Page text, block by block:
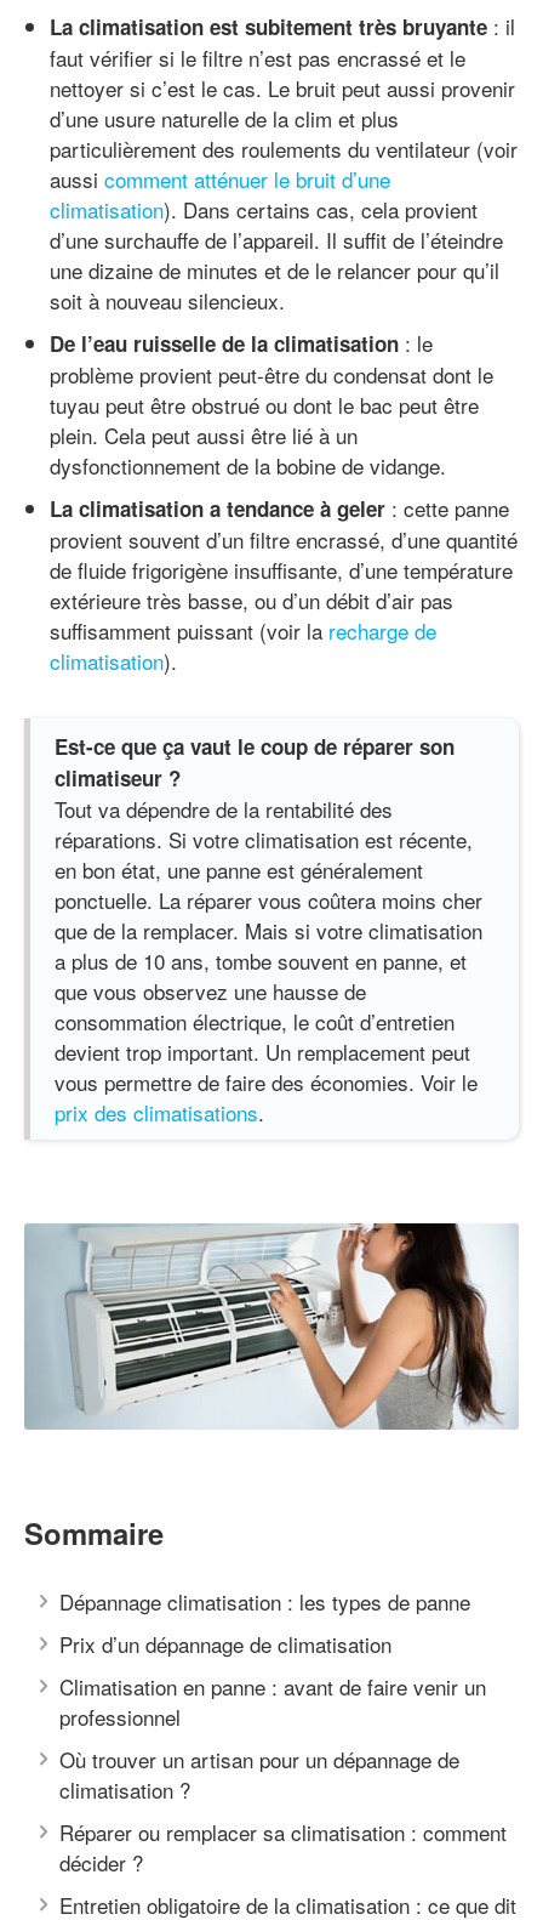
La climatisation est subitement très bruyante : il
faut vérifier si le filtre n’est pas encrassé et le
nettoyer si c’est le cas. Le bruit peut aussi provenir
d’une usure naturelle de la clim et plus
particulièrement des roulements du ventilateur (voir
aussi comment atténuer le bruit d’une
climatisation). Dans certains cas, cela provient
d’une surchauffe de l’appareil. Il suffit de l’éteindre
une dizaine de minutes et de le relancer pour qu’il
soit à nouveau silencieux.
De l’eau ruisselle de la climatisation : le
problème provient peut-être du condensat dont le
tuyau peut être obstrué ou dont le bac peut être
plein. Cela peut aussi être lié à un
dysfonctionnement de la bobine de vidange.
La climatisation a tendance à geler : cette panne
provient souvent d’un filtre encrassé, d’une quantité
de fluide frigorigène insuffisante, d’une température
extérieure très basse, ou d’un débit d’air pas
suffisamment puissant (voir la recharge de
climatisation).
Est-ce que ça vaut le coup de réparer son
climatiseur ?
Tout va dépendre de la rentabilité des
réparations. Si votre climatisation est récente,
en bon état, une panne est généralement
ponctuelle. La réparer vous coûtera moins cher
que de la remplacer. Mais si votre climatisation
a plus de 10 ans, tombe souvent en panne, et
que vous observez une hausse de
consommation électrique, le coût d’entretien
devient trop important. Un remplacement peut
vous permettre de faire des économies. Voir le
prix des climatisations.
Sommaire
Dépannage climatisation : les types de panne
Prix d’un dépannage de climatisation
Climatisation en panne : avant de faire venir un
professionnel
Où trouver un artisan pour un dépannage de
climatisation ?
Réparer ou remplacer sa climatisation : comment
décider ?
Entretien obligatoire de la climatisation : ce que dit